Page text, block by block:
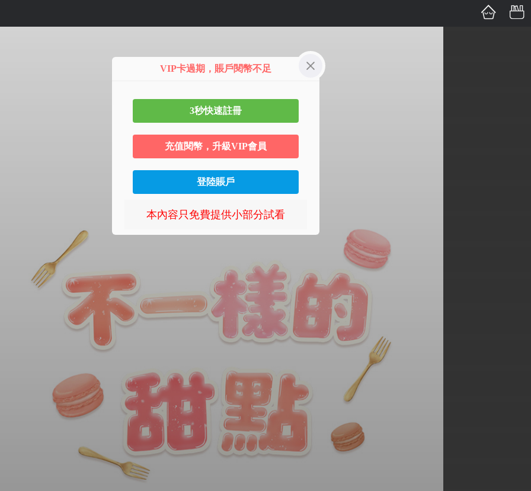
VIP卡過期，賬戶閱幣不足
3秒快速註冊
充值閱幣，升級VIP會員
登陸賬戶
本內容只免費提供小部分試看